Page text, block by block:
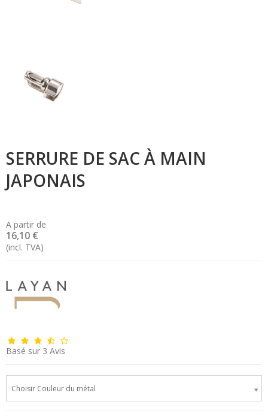
SERRURE DE SAC À MAIN
JAPONAIS
A partir de
16,10 €
(incl. TVA)
Basé sur 3 Avis
Choisir Couleur du métal